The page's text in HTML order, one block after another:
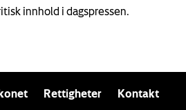
innhold i dagspressen.
Rettigheter Kontakt